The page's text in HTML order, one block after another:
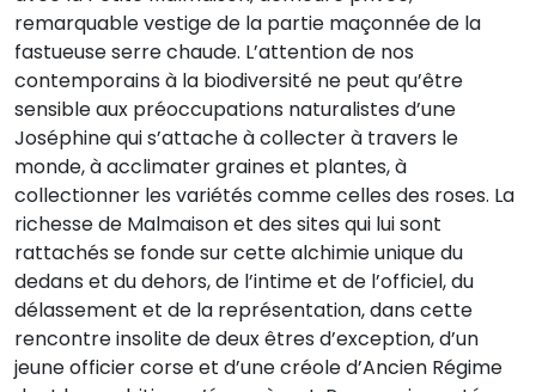
remarquable vestige de la partie maçonnée de la
fastueuse serre chaude. L’attention de nos
contemporains à la biodiversité ne peut qu’être
sensible aux préoccupations naturalistes d’une
Joséphine qui s’attache à collecter à travers le
monde, à acclimater graines et plantes, à
collectionner les variétés comme celles des roses. La
richesse de Malmaison et des sites qui lui sont
rattachés se fonde sur cette alchimie unique du
dedans et du dehors, de l’intime et de l’officiel, du
délassement et de la représentation, dans cette
rencontre insolite de deux êtres d’exception, d’un
jeune officier corse et d’une créole d’Ancien Régime